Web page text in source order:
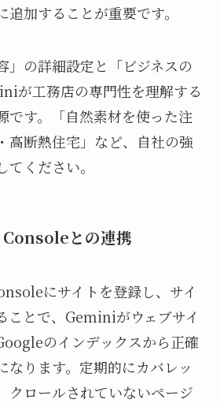
加することが重要です。
」の詳細設定と「ビジネスの
が工務店の専門性を理解する
です。「自然素材を使った注
高断熱住宅」など、自社の強
ください。
との連携
にサイトを登録し、サイ
ことで、Geminiがウェブサイ
のインデックスから正確
なります。定期的にカバレッ
クロールされていないページ